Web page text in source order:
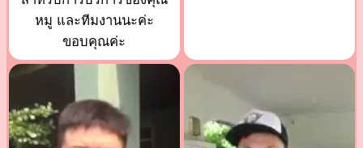
หมู และทีมงานนะค่ะ
ขอบคุณค่ะ